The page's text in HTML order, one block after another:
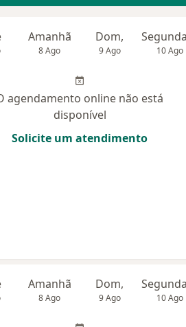
Amanhã
8 Ago
Dom,
9 Ago 10 Ago
agendamento online não está
disponível
Solicite um atendimento
Amanhã
8 Ago
Dom,
9 Ago 10 Ago